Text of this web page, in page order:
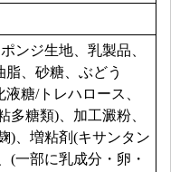
ンジ生地、乳製品、
、砂糖、ぶどう
糖/トレハロース、
多糖類)、加工澱粉、
)、増粘剤(キサンタン
(一部に乳成分・卵・